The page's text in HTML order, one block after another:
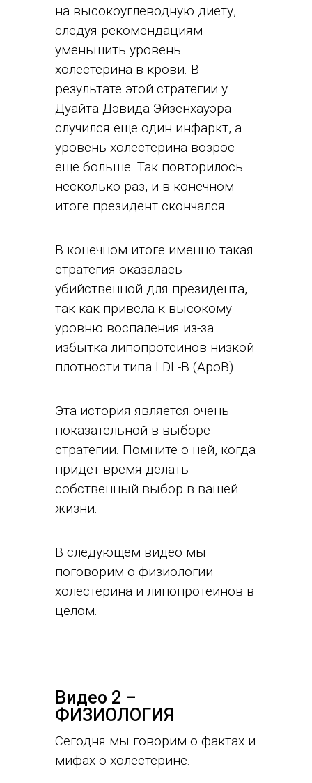
на высокоуглеводную диету,
следуя рекомендациям
уменьшить уровень
холестерина в крови. В
результате этой стратегии у
Дуайта Дэвида Эйзенхауэра
случился еще один инфаркт, а
уровень холестерина возрос
еще больше. Так повторилось
несколько раз, и в конечном
итоге президент скончался.
В конечном итоге именно такая
стратегия оказалась
убийственной для президента,
так как привела к высокому
уровню воспаления из-за
избытка липопротеинов низкой
плотности типа LDL-B (ApoB).
Эта история является очень
показательной в выборе
стратегии. Помните о ней, когда
придет время делать
собственный выбор в вашей
жизни.
В следующем видео мы
поговорим о физиологии
холестерина и липопротеинов в
целом.
Видео 2 –
ФИЗИОЛОГИЯ
Сегодня мы говорим о фактах и
мифах о холестерине.